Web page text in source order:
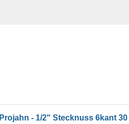
Projahn - 1/2" Stecknuss 6kant 30